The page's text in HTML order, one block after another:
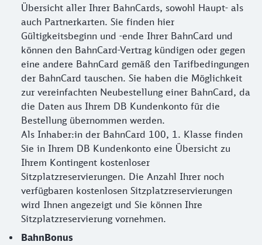
Übersicht aller Ihrer BahnCards, sowohl Haupt- als
auch Partnerkarten. Sie finden hier
Gültigkeitsbeginn und -ende Ihrer BahnCard und
können den BahnCard-Vertrag kündigen oder gegen
eine andere BahnCard gemäß den Tarifbedingungen
der BahnCard tauschen. Sie haben die Möglichkeit
zur vereinfachten Neubestellung einer BahnCard, da
die Daten aus Ihrem DB Kundenkonto für die
Bestellung übernommen werden.
Als Inhaber:in der BahnCard 100, 1. Klasse finden
Sie in Ihrem DB Kundenkonto eine Übersicht zu
Ihrem Kontingent kostenloser
Sitzplatzreservierungen. Die Anzahl Ihrer noch
verfügbaren kostenlosen Sitzplatzreservierungen
wird Ihnen angezeigt und Sie können Ihre
Sitzplatzreservierung vornehmen.
BahnBonus